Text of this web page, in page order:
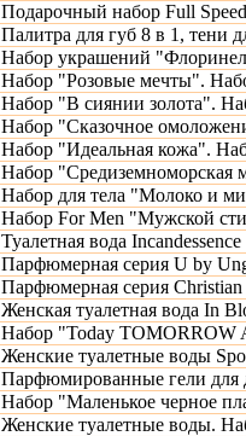
Подарочный набор Full
Палитра для губ 8 в 1, тени
Набор украшений
Набор "Розовые мечты".
Набор "В сиянии золота".
Набор "Сказочное
Набор "Идеальная кожа".
Набор "Средиземноморская
Набор для тела "Молоко и
Набор For Men "Мужской
Туалетная вода
Парфюмерная серия U by
Парфюмерная серия
Женская туалетная вода In
Набор "Today TOMORROW
Женские туалетные воды
Парфюмированные гели для
Набор "Маленькое черное
Женские туалетные воды.